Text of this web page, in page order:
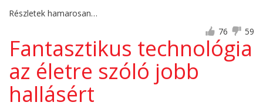
Részletek hamarosan…
76
59
Fantasztikus technológia
az életre szóló jobb
hallásért